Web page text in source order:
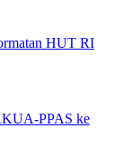
HUT RI
PPAS ke